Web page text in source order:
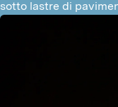
sotto lastre di